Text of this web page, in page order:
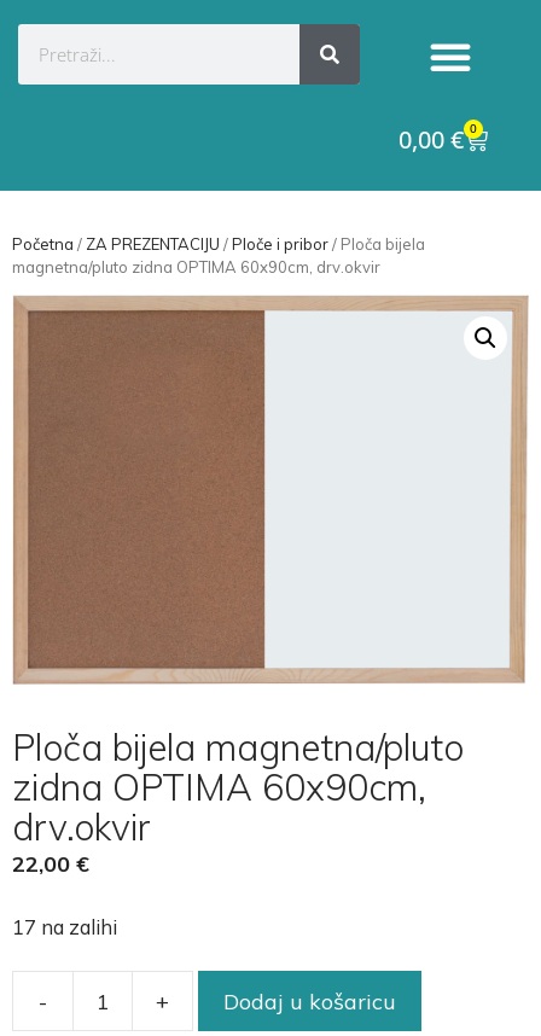
0,00€ 0
Početna / ZA PREZENTACIJU /Ploče i pribor/ Ploča bijela
magnetna/pluto zidna OPTIMA 60x90cm, drv.okvir
Ploča bijela magnetna/pluto
zidna OPTIMA 60x90cm,
drv.okvir
22,00 €
17 na zalihi
- + Dodaj u košaricu